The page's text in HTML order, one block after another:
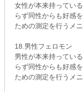
女性が本来持ってい
らず同性からも好感
ための測定を行うメニ
18.男性フェロモン
男性が本来持ってい
らず同性からも好感
ための測定を行うメニ